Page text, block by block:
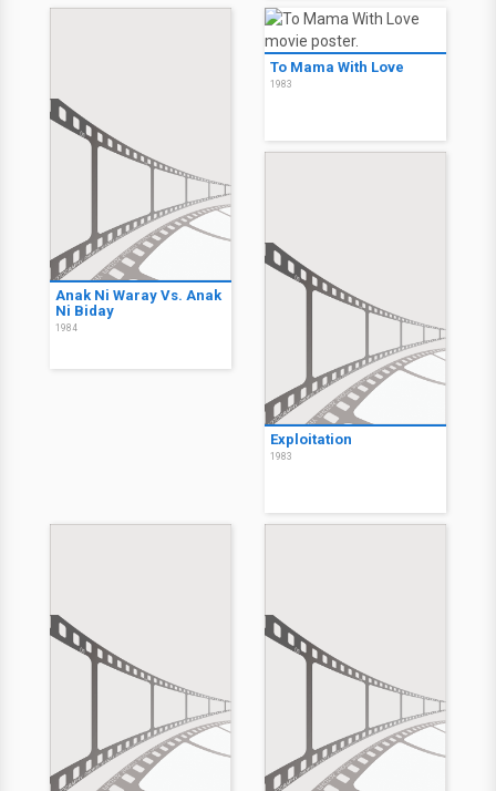
Anak Ni Waray Vs. Anak
Ni Biday
1984
To Mama With Love
1983
Exploitation
1983